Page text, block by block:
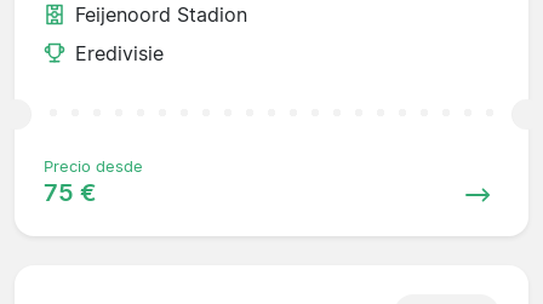
Feijenoord Stadion
Eredivisie
Precio desde
75 €